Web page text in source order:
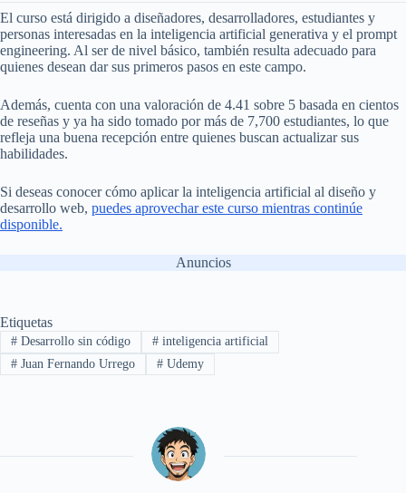
El curso está dirigido a diseñadores, desarrolladores, estudiantes y
personas interesadas en la inteligencia artificial generativa y el prompt
engineering. Al ser de nivel básico, también resulta adecuado para
quienes desean dar sus primeros pasos en este campo.
Además, cuenta con una valoración de 4.41 sobre 5 basada en cientos
de reseñas y ya ha sido tomado por más de 7,700 estudiantes, lo que
refleja una buena recepción entre quienes buscan actualizar sus
habilidades.
Si deseas conocer cómo aplicar la inteligencia artificial al diseño y
desarrollo web, puedes aprovechar este curso mientras continúe
disponible.
Anuncios
Etiquetas
#Desarrollo sin código #inteligencia artificial
#Juan Fernando Urrego #Udemy